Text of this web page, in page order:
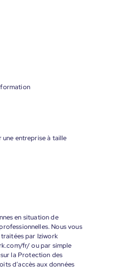
une entreprise à taille
en situation de
Nous vous
par Iziwork
fr/ ou par simple
la Protection des
d’accès aux données